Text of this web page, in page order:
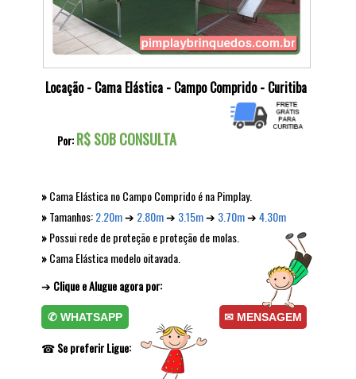
Locação - Cama Elástica - Campo Comprido - Curitiba
»Cama Elástica no Campo Comprido é na Pimplay.
»Tamanhos:2.20m➔ 2.80m➔ 3.15m➔ 3.70m➔4.30m
»Possui rede de proteção e proteção de molas.
»Cama Elástica modelo oitavada.
➔ Clique e Alugue agora por:
✆ WHATSAPP ✉ MENSAGEM
☎Se preferir Ligue: